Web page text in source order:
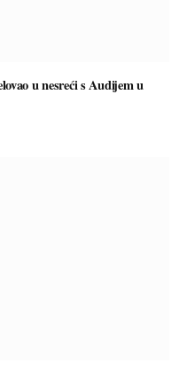
u nesreći s Audijem u